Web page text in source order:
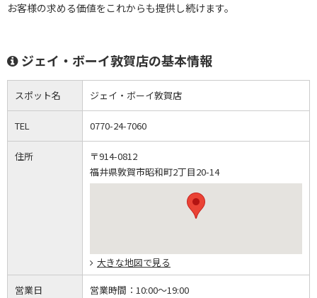
お客様の求める価値をこれからも提供し続けます。
ジェイ・ボーイ敦賀店の基本情報
スポット名 ジェイ・ボーイ敦賀店
TEL 0770-24-7060
住所
〒914-0812
福井県敦賀市昭和町2丁目20-14
大きな地図で見る
営業日 営業時間： 10:00～19:00